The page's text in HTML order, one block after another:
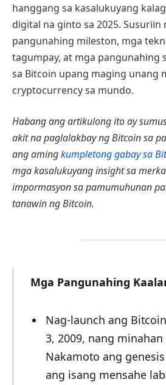
hanggang sa kasalukuyang
digital na ginto sa 2025. Susuriin
pangunahing mileston, mga
tagumpay, at mga pangunahing
sa Bitcoin upang maging unang
cryptocurrency sa mundo.
Habang ang artikulong ito ay
akit na paglalakbay ng Bitcoin sa
ang amingkumpletong gabay sa
mga kasalukuyang insight sa
impormasyon sa pamumuhunan
tanawin ng Bitcoin.
Mga Pangunahing
Nag-launch ang
3, 2009, nang
Nakamoto ang
ang isang mensahe